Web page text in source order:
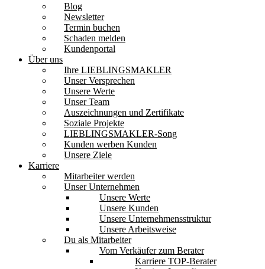
Blog
Newsletter
Termin buchen
Schaden melden
Kundenportal
Über uns
Ihre LIEBLINGSMAKLER
Unser Versprechen
Unsere Werte
Unser Team
Auszeichnungen und Zertifikate
Soziale Projekte
LIEBLINGSMAKLER-Song
Kunden werben Kunden
Unsere Ziele
Karriere
Mitarbeiter werden
Unser Unternehmen
Unsere Werte
Unsere Kunden
Unsere Unternehmensstruktur
Unsere Arbeitsweise
Du als Mitarbeiter
Vom Verkäufer zum Berater
Karriere TOP-Berater